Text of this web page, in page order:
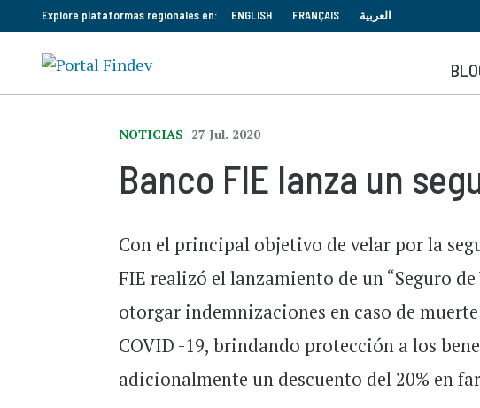
Explore plataformas regionales en: ENGLISH FRANÇAIS العربية
NOTICIAS 27 Jul. 2020
Banco FIE lanza un
Con el principal objetivo de velar por la
FIE realizó el lanzamiento de un “Seguro
otorgar indemnizaciones en caso de
COVID -19, brindando protección a los
adicionalmente un descuento del 20% en